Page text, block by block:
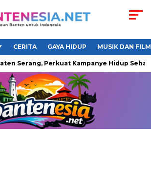
CERITA GAYA HIDUP MUSIK DAN FILM
Serang, Perkuat Kampanye Hidup Sehat